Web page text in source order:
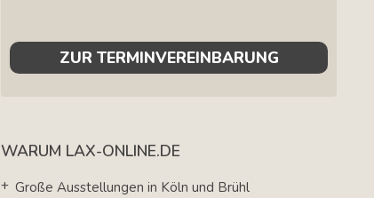
ZUR TERMINVEREINBARUNG
WARUM LAX-ONLINE.DE
Große Ausstellungen in Köln und Brühl